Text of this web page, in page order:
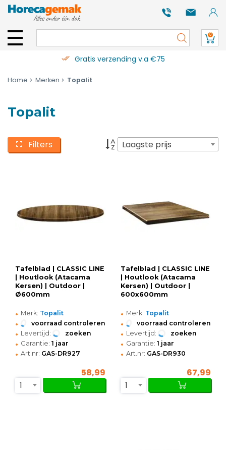
0
Gratis verzending v.a €75
Home Merken Topalit
Topalit
Filters Laagste prijs
Tafelblad | CLASSIC LINE
| Houtlook (Atacama
Kersen) | Outdoor |
Ø600mm
• Merk: Topalit
• voorraad controleren
• Levertijd: zoeken
• Garantie: 1 jaar
• Art.nr: GAS-DR927
58,99
1
Tafelblad | CLASSIC LINE
| Houtlook (Atacama
Kersen) | Outdoor |
600x600mm
• Merk: Topalit
• voorraad controleren
• Levertijd: zoeken
• Garantie: 1 jaar
• Art.nr: GAS-DR930
67,99
1